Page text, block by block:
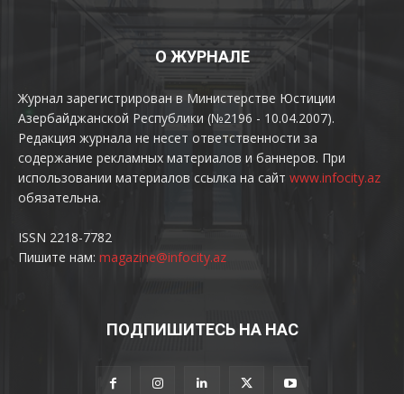
О ЖУРНАЛЕ
Журнал зарегистрирован в Министерстве Юстиции
Азербайджанской Республики (№2196 - 10.04.2007).
Редакция журнала не несет ответственности за
содержание рекламных материалов и баннеров. При
использовании материалов ссылка на сайт www.infocity.az
обязательна.
ISSN 2218-7782
Пишите нам: magazine@infocity.az
ПОДПИШИТЕСЬ НА НАС